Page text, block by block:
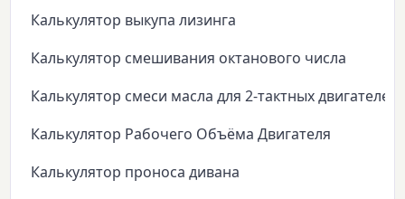
Калькулятор выкупа лизинга
Калькулятор смешивания октанового числа
Калькулятор смеси масла для 2-тактных двигателей
Калькулятор Рабочего Объёма Двигателя
Калькулятор проноса дивана